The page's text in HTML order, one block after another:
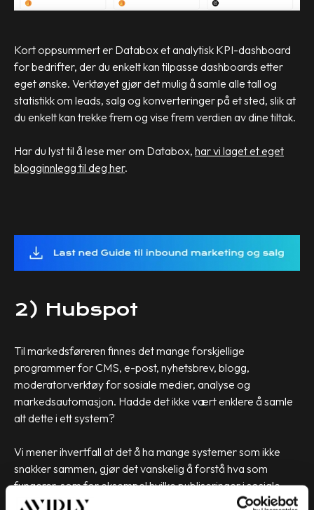
Kort oppsummert er Databox et analytisk KPI-dashboard
for bedrifter, der du enkelt kan tilpasse dashboards etter
eget ønske. Verktøyet gjør det mulig å samle alle tall og
statistikk om leads, salg og konverteringer på et sted, slik at
du enkelt kan trekke frem og vise frem verdien av dine tiltak.
Har du lyst til å lese mer om Databox, har vi laget et eget
blogginnlegg til deg her.
2) Hubspot
Til markedsføreren finnes det mange forskjellige
programmer for CMS, e-post, nyhetsbrev, blogg,
moderatorverktøy for sosiale medier, analyse og
markedsautomasjon. Hadde det ikke vært enklere å samle
alt dette i ett system?
Vi mener ihvertfall at det å ha mange systemer som ikke
snakker sammen, gjør det vanskelig å forstå hva som
fungerer, som for eksempel hvilke publiseringer i sosiale
medier som skaffer mest trafikk, eller hvilke promoteringer